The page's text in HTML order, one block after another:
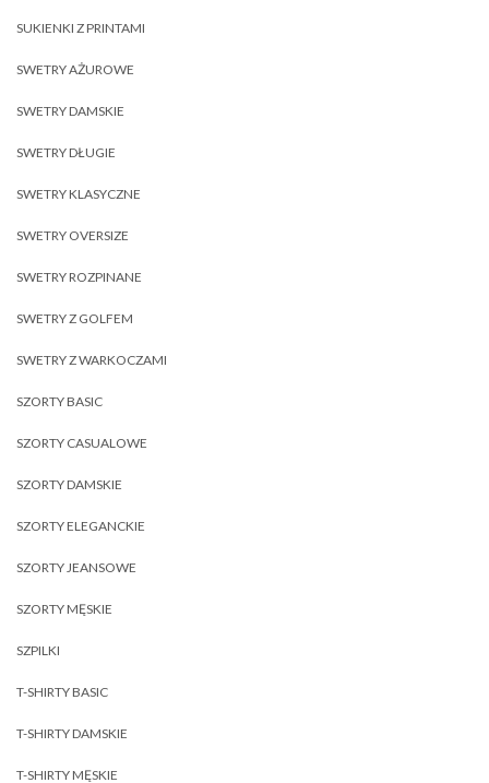
SUKIENKI Z PRINTAMI
SWETRY AŻUROWE
SWETRY DAMSKIE
SWETRY DŁUGIE
SWETRY KLASYCZNE
SWETRY OVERSIZE
SWETRY ROZPINANE
SWETRY Z GOLFEM
SWETRY Z WARKOCZAMI
SZORTY BASIC
SZORTY CASUALOWE
SZORTY DAMSKIE
SZORTY ELEGANCKIE
SZORTY JEANSOWE
SZORTY MĘSKIE
SZPILKI
T-SHIRTY BASIC
T-SHIRTY DAMSKIE
T-SHIRTY MĘSKIE